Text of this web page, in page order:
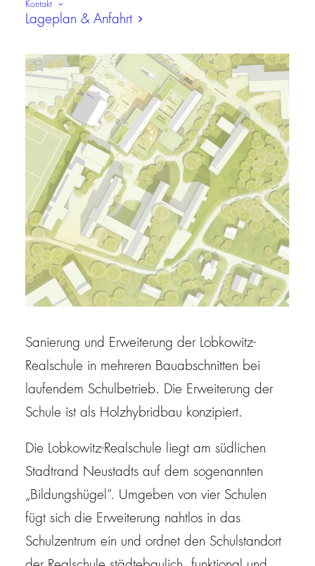
Kontakt
Lageplan & Anfahrt
Sanierung und Erweiterung der Lobkowitz-
Realschule in mehreren Bauabschnitten bei
laufendem Schulbetrieb. Die Erweiterung der
Schule ist als Holzhybridbau konzipiert.
Die Lobkowitz-Realschule liegt am südlichen
Stadtrand Neustadts auf dem sogenannten
„Bildungshügel“. Umgeben von vier Schulen
fügt sich die Erweiterung nahtlos in das
Schulzentrum ein und ordnet den Schulstandort